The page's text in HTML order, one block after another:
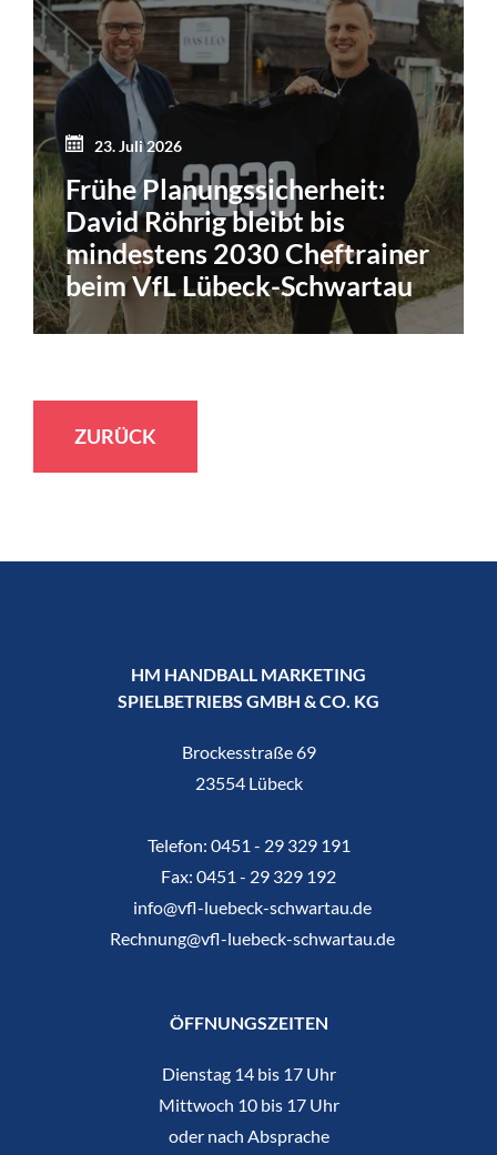
23. Juli 2026
Frühe Planungssicherheit:
David Röhrig bleibt bis
mindestens 2030 Cheftrainer
beim VfL Lübeck-Schwartau
ZURÜCK
HM HANDBALL MARKETING
SPIELBETRIEBS GMBH & CO. KG
Brockesstraße 69
23554 Lübeck
Telefon: 0451 - 29 329 191
Fax: 0451 - 29 329 192
info@vfl-luebeck-schwartau.de
Rechnung@vfl-luebeck-schwartau.de
ÖFFNUNGSZEITEN
Dienstag 14 bis 17 Uhr
Mittwoch 10 bis 17 Uhr
oder nach Absprache